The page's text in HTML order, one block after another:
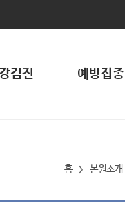
검진 예방접종
홈 본원소개